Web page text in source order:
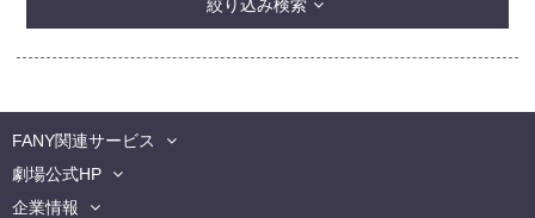
絞り込み検索
FANY関連サービス
劇場公式HP
企業情報